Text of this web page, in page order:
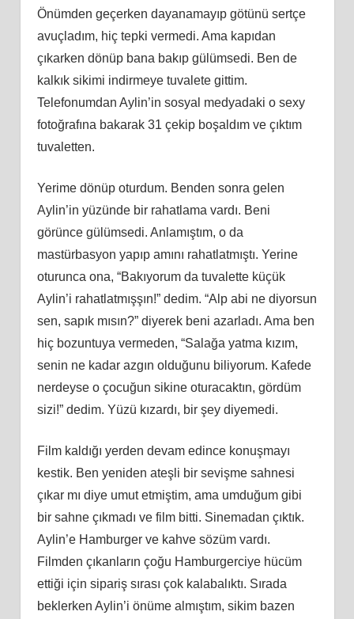
Önümden geçerken dayanamayıp götünü sertçe
avuçladım, hiç tepki vermedi. Ama kapıdan
çıkarken dönüp bana bakıp gülümsedi. Ben de
kalkık sikimi indirmeye tuvalete gittim.
Telefonumdan Aylin’in sosyal medyadaki o sexy
fotoğrafına bakarak 31 çekip boşaldım ve çıktım
tuvaletten.
Yerime dönüp oturdum. Benden sonra gelen
Aylin’in yüzünde bir rahatlama vardı. Beni
görünce gülümsedi. Anlamıştım, o da
mastürbasyon yapıp amını rahatlatmıştı. Yerine
oturunca ona, “Bakıyorum da tuvalette küçük
Aylin’i rahatlatmışşın!” dedim. “Alp abi ne diyorsun
sen, sapık mısın?” diyerek beni azarladı. Ama ben
hiç bozuntuya vermeden, “Salağa yatma kızım,
senin ne kadar azgın olduğunu biliyorum. Kafede
nerdeyse o çocuğun sikine oturacaktın, gördüm
sizi!” dedim. Yüzü kızardı, bir şey diyemedi.
Film kaldığı yerden devam edince konuşmayı
kestik. Ben yeniden ateşli bir sevişme sahnesi
çıkar mı diye umut etmiştim, ama umduğum gibi
bir sahne çıkmadı ve film bitti. Sinemadan çıktık.
Aylin’e Hamburger ve kahve sözüm vardı.
Filmden çıkanların çoğu Hamburgerciye hücüm
ettiği için sipariş sırası çok kalabalıktı. Sırada
beklerken Aylin’i önüme almıştım, sikim bazen